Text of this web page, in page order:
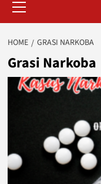
Menu
HOME GRASI NARKOBA
Grasi Narkoba